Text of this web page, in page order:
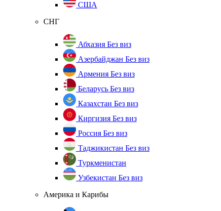
США
СНГ
Абхазия Без виз
Азербайджан Без виз
Армения Без виз
Беларусь Без виз
Казахстан Без виз
Киргизия Без виз
Россия Без виз
Таджикистан Без виз
Туркменистан
Узбекистан Без виз
Америка и Карибы